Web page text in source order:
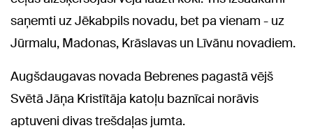
saņemti uz Jēkabpils novadu, bet pa vienam - uz
Jūrmalu, Madonas, Krāslavas un Līvānu novadiem.
Augšdaugavas novada Bebrenes pagastā vējš
Svētā Jāņa Kristītāja katoļu baznīcai norāvis
aptuveni divas trešdaļas jumta.